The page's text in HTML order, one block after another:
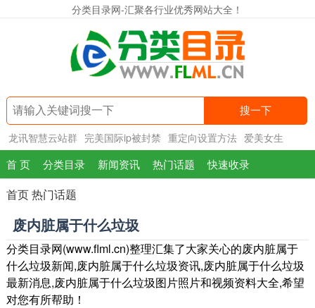
分类目录网-汇聚各行业优秀网站大全！
搜一下
龙讯智慧云站群 完美国际ip被封禁 重定向设置方法 爱美女生
首 页 分类目录 新闻资讯 热门话题 快速收录
首页热门话题
废内脏属于什么垃圾
分类目录网(www.flml.cn)整理汇集了大家关心的废内脏属于
什么垃圾新闻,废内脏属于什么垃圾资讯,废内脏属于什么垃圾
最新消息,废内脏属于什么垃圾图片照片和视频资料大全,希望
对您有所帮助！